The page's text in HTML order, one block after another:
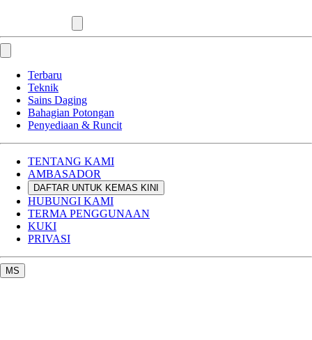
Terbaru
Teknik
Sains Daging
Bahagian Potongan
Penyediaan & Runcit
TENTANG KAMI
AMBASADOR
DAFTAR UNTUK KEMAS KINI
HUBUNGI KAMI
TERMA PENGGUNAAN
KUKI
PRIVASI
MS